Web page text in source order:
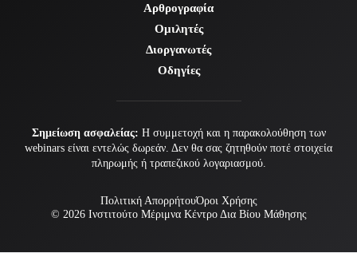
Αρθρογραφία
Ομιλητές
Διοργανωτές
Οδηγίες
Σημείωση ασφαλείας: Η συμμετοχή και η παρακολούθηση των
webinars είναι εντελώς δωρεάν. Δεν θα σας ζητηθούν ποτέ στοιχεία
πληρωμής ή τραπεζικού λογαριασμού.
© 2026 Ινστιτούτο ΜέριμναΚέντρο Δια Βίου Μάθησης
Πολιτική ΑπορρήτουΌροι Χρήσης